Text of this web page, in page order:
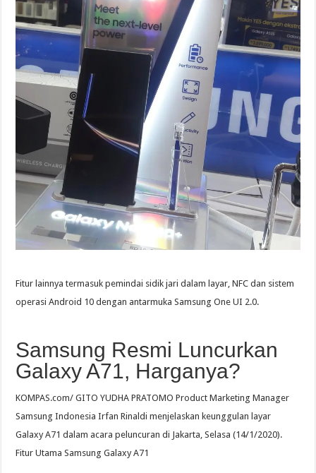
Fitur lainnya termasuk pemindai sidik jari dalam layar, NFC dan sistem
operasi Android 10 dengan antarmuka Samsung One UI 2.0.
Samsung Resmi Luncurkan
Galaxy A71, Harganya?
KOMPAS.com/ GITO YUDHA PRATOMO Product Marketing Manager
Samsung Indonesia Irfan Rinaldi menjelaskan keunggulan layar
Galaxy A71 dalam acara peluncuran di Jakarta, Selasa (14/1/2020).
Fitur Utama Samsung Galaxy A71